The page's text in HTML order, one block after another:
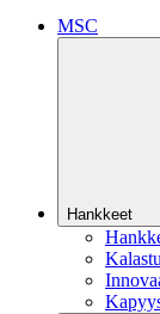
MSC
Hankkeet